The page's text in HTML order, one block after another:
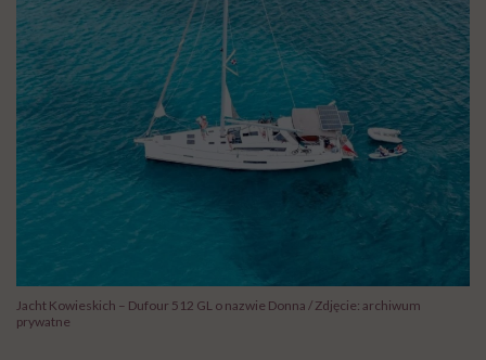
Jacht Kowieskich – Dufour 512 GL o nazwie Donna / Zdjęcie: archiwum
prywatne